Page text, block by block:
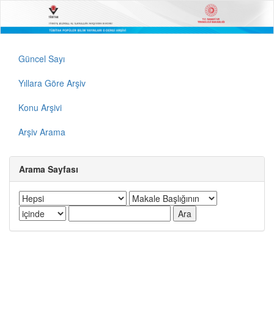
Güncel Sayı
Yıllara Göre Arşiv
Konu Arşivi
Arşiv Arama
Arama Sayfası